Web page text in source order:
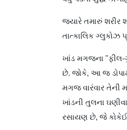
જ્યારે તમારું શરીર
તાત્કાલિક ગ્લુકોઝ
ખાંડ મગજના
છે. જોકે, આ જ
મગજ વારંવાર
ખાંડની તુલના
રસાયણ છે, જે